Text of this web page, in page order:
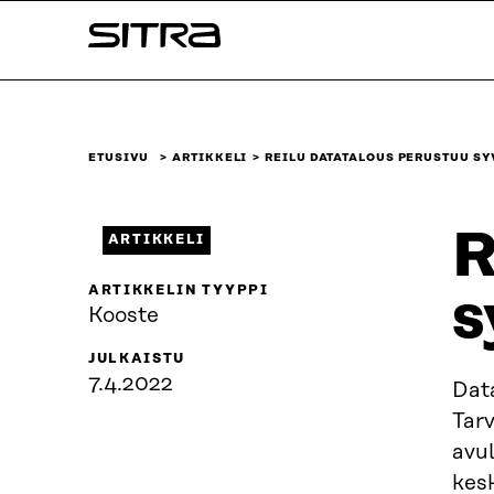
sisältöön
Sitra
ETUSIVU ARTIKKELI REILU DATATALOUS PERUSTUU
ARTIKKELI
ARTIKKELIN TYYPPI
Kooste
JULKAISTU
7.4.2022